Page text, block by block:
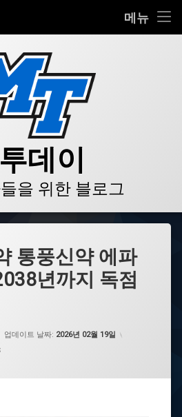
메뉴
데이
을 위한 블로그
통풍신약 에파
년까지 독점
업데이트 날짜: 2026년 02월 19일